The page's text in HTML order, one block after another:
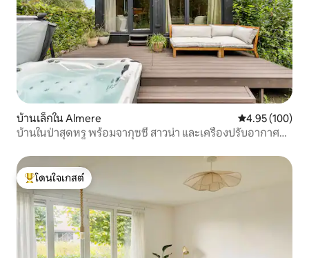
บ้านเล็กใน Almere คะแนนเฉลี่ย
4.95 (100)
บ้านในป่าสุดหรู พร้อมจากุซซี่ สาวน่า และเครื่องปรับอากาศ
โดนใจเกสต์ที่สุด
โดนใจเกสต์